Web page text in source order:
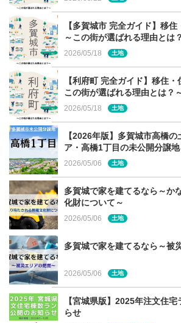
着火用ヒーターが内蔵されてるペレッ
ン一つで簡単に着火することができま
多くの機種で採用されており、中には
ものも。朝起きたら、お部屋がぽかぽ
どちらも環境に優しい
【多賀城市 完全ガイド】移
～この街が選ばれる理由とは
2026/05/18 土地
【利府町 完全ガイド】移住
この街が選ばれる理由とは？
2026/05/18 土地
【2026年版】多賀城市高橋
ア・高橋1丁目の未公開分譲
2026/05/06 土地
多賀城で家を建てるなら～か
化財について～
2026/05/06 土地
多賀城で家を建てるなら～被
2026/05/06 土地
【宮城県版】2025年注文住
らせ